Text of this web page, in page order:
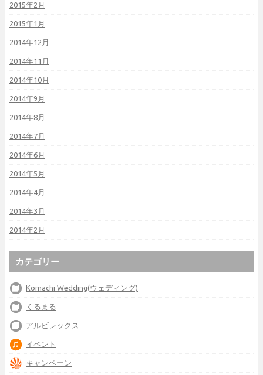
2015年2月
2015年1月
2014年12月
2014年11月
2014年10月
2014年9月
2014年8月
2014年7月
2014年6月
2014年5月
2014年4月
2014年3月
2014年2月
カテゴリー
Komachi Wedding(ウェディング)
くるまる
アルビレックス
イベント
キャンペーン